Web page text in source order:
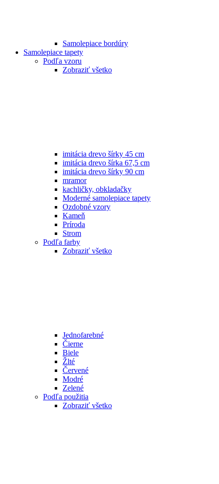
Samolepiace bordúry
Samolepiace tapety
Podľa vzoru
Zobraziť všetko
imitácia drevo šírky 45 cm
imitácia drevo šírka 67,5 cm
imitácia drevo šírky 90 cm
mramor
kachličky, obkladačky
Moderné samolepiace tapety
Ozdobné vzory
Kameň
Príroda
Strom
Podľa farby
Zobraziť všetko
Jednofarebné
Čierne
Biele
Žlté
Červené
Modré
Zelené
Podľa použitia
Zobraziť všetko